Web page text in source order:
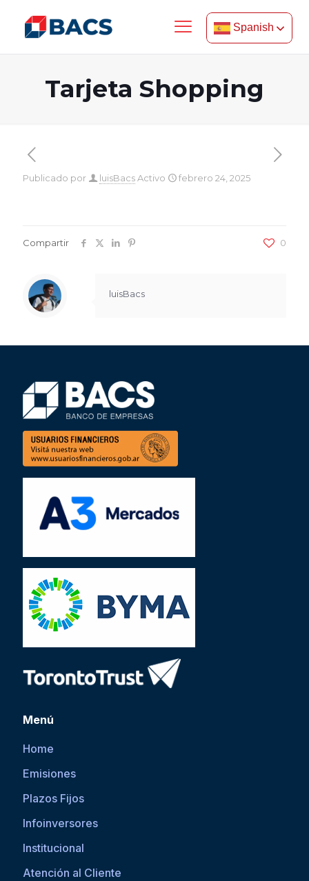
Spanish
Tarjeta Shopping
Publicado por luisBacsActivo febrero 24, 2025
Compartir 0
luisBacs
Menú
Home
Emisiones
Plazos Fijos
Infoinversores
Institucional
Atención al Cliente